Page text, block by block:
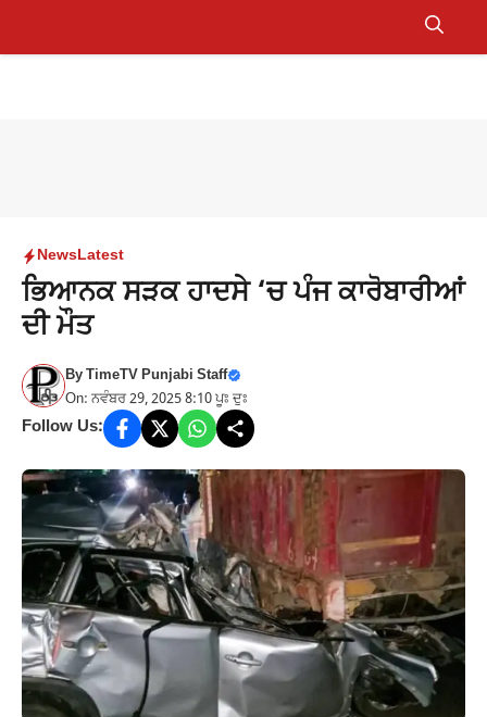
Menu
NewsLatest
ਭਿਆਨਕ ਸੜਕ ਹਾਦਸੇ ‘ਚ ਪੰਜ ਕਾਰੋਬਾਰੀਆਂ
ਦੀ ਮੌਤ
ByTimeTV Punjabi Staff
On: ਨਵੰਬਰ 29, 2025 8:10 ਪੂਃ ਦੁਃ
Follow Us: